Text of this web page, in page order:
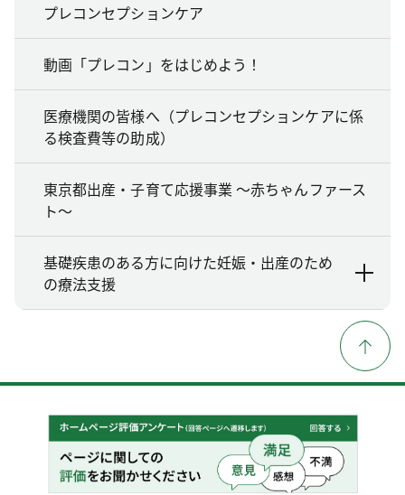
プレコンセプションケア
動画「プレコン」をはじめよう！
医療機関の皆様へ（プレコンセプションケアに係
る検査費等の助成）
東京都出産・子育て応援事業 ～赤ちゃんファース
ト～
基礎疾患のある方に向けた妊娠・出産のため
の療法支援